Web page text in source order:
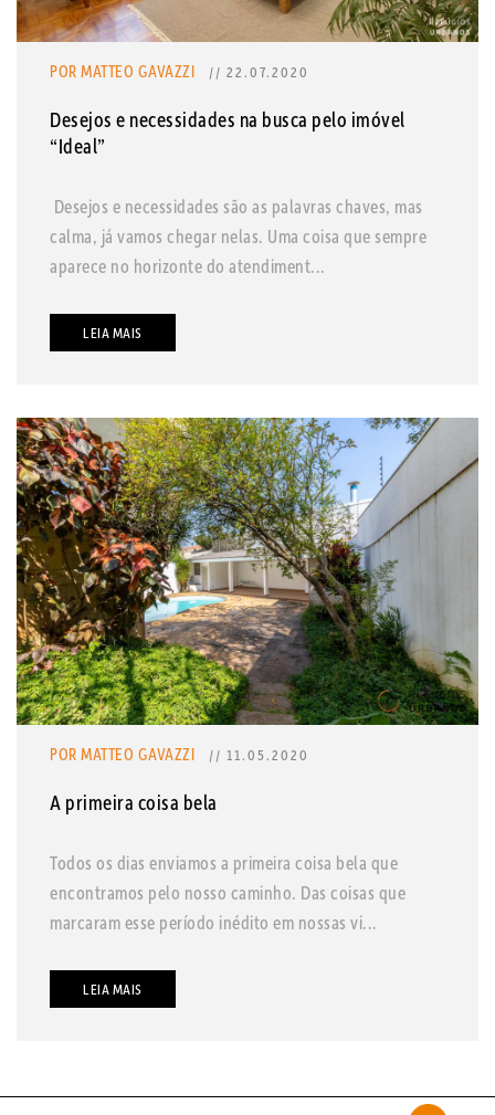
POR MATTEO GAVAZZI // 22.07.2020
Desejos e necessidades na busca pelo imóvel
“Ideal”
Desejos e necessidades são as palavras chaves, mas
calma, já vamos chegar nelas. Uma coisa que sempre
aparece no horizonte do atendiment...
LEIA MAIS
POR MATTEO GAVAZZI // 11.05.2020
A primeira coisa bela
Todos os dias enviamos a primeira coisa bela que
encontramos pelo nosso caminho. Das coisas que
marcaram esse período inédito em nossas vi...
LEIA MAIS